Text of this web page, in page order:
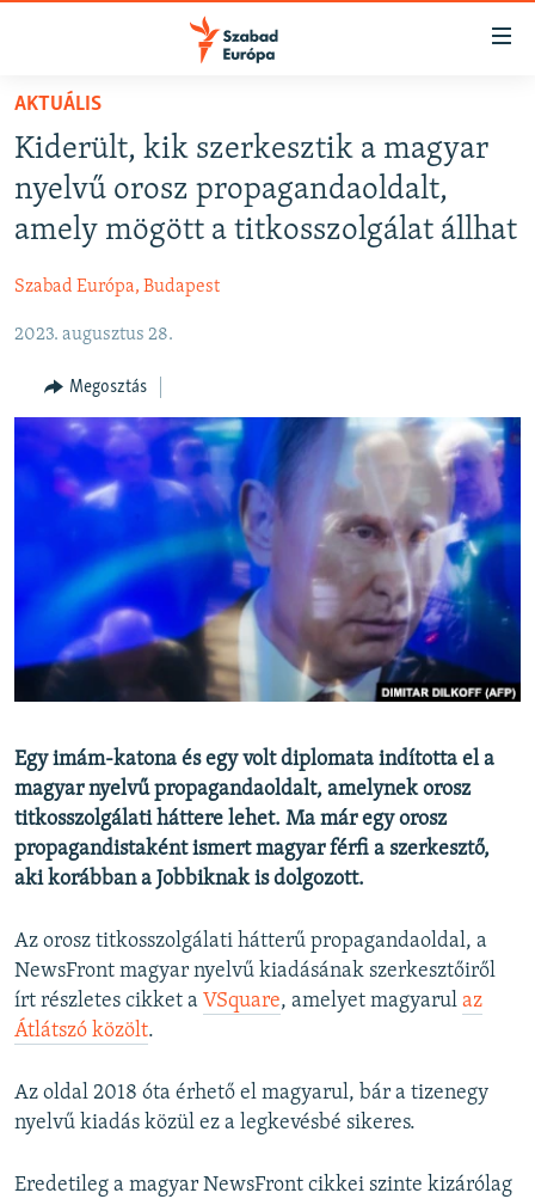
Akadálymentes
Ugrás
fő
oldalra
Ugrás
tartalomjegyzékre
NAPIRENDEN
AKTUÁLIS
PODCASTOK
ELEMZŐ
NER15
SZABADON
TÁRSADALOM
DEMOKRÁCIA
A PÉNZ NYOMÁBAN
EURÓPAI UNIÓ
VILÁG
KLÍMAVÁLTOZÁS
A MÚLT TANULSÁGAI
KÖVESSEN MINKET!
Valamennyi RFE/RL weboldal
AKTUÁLIS
Kiderült, kik szerkesztik a magyar
nyelvű orosz propagandaoldalt,
amely mögött a titkosszolgálat állhat
Szabad Európa, Budapest
2023. augusztus 28.
Megosztás
Egy imám-katona és egy volt diplomata indította el a
magyar nyelvű propagandaoldalt, amelynek orosz
titkosszolgálati háttere lehet. Ma már egy orosz
propagandistaként ismert magyar férfi a szerkesztő,
aki korábban a Jobbiknak is dolgozott.
Az orosz titkosszolgálati hátterű propagandaoldal, a
NewsFront magyar nyelvű kiadásának szerkesztőiről
írt részletes cikket a VSquare, amelyet magyarul az
Átlátszó közölt.
Az oldal 2018 óta érhető el magyarul, bár a tizenegy
nyelvű kiadás közül ez a legkevésbé sikeres.
Eredetileg a magyar NewsFront cikkei szinte kizárólag
FELIRATKOZÁS
Spotify